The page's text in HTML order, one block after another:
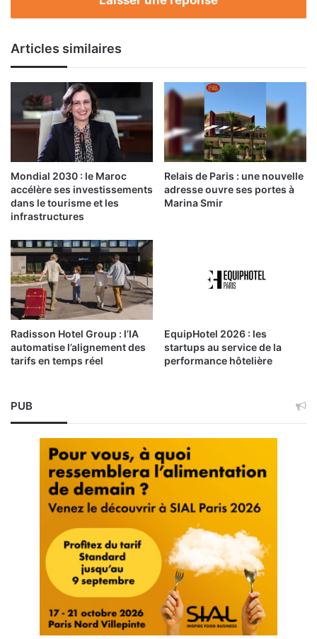
Articles similaires
Mondial 2030 : le Maroc
accélère ses investissements
dans le tourisme et les
infrastructures
Relais de Paris : une nouvelle
adresse ouvre ses portes à
Marina Smir
Radisson Hotel Group : l’IA
automatise l’alignement des
tarifs en temps réel
EquipHotel 2026 : les
startups au service de la
performance hôtelière
PUB